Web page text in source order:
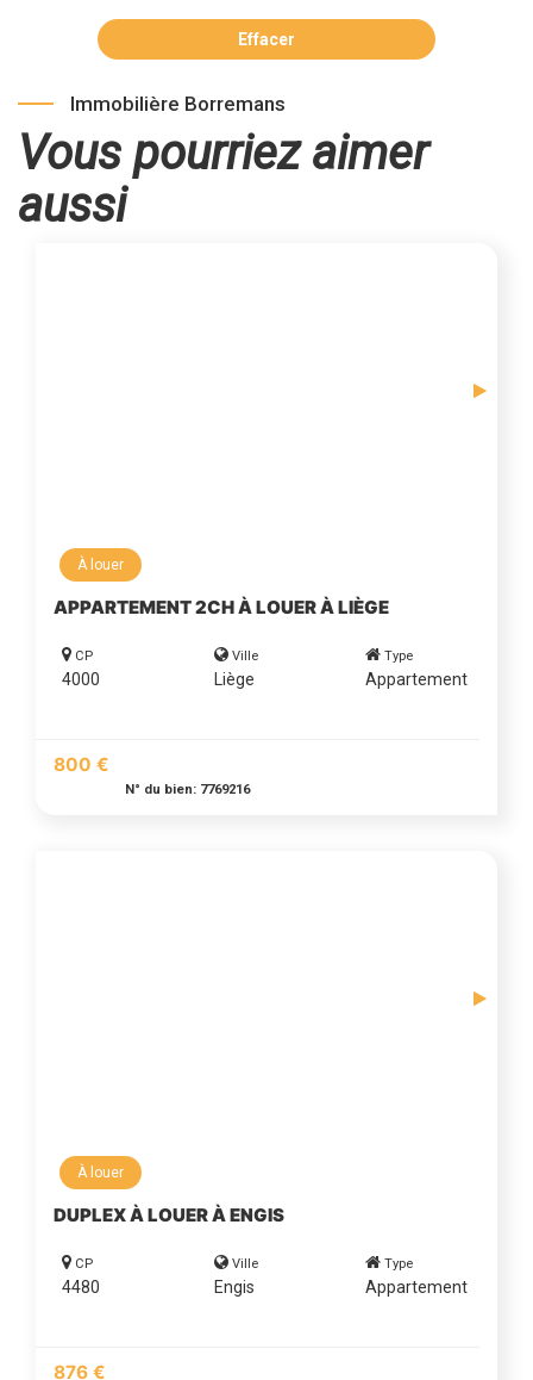
Effacer
Immobilière Borremans
Vous pourriez aimer
aussi
À louer
APPARTEMENT 2CH À LOUER À LIÈGE
CP
4000
Ville
Liège
Type
Appartement
800 €
N° du bien: 7769216
À louer
DUPLEX À LOUER À ENGIS
CP
4480
Ville
Engis
Type
Appartement
876 €